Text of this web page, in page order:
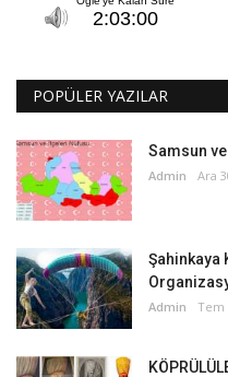
POPÜLER YAZILAR
Samsun
Admin Ara
Şahinkaya
Admin Tem